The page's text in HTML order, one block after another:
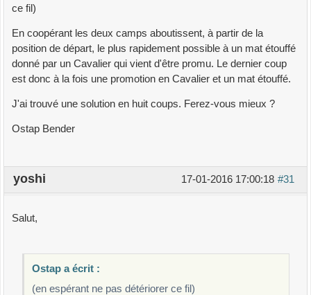
ce fil)
En coopérant les deux camps aboutissent, à partir de la
position de départ, le plus rapidement possible à un mat étouffé
donné par un Cavalier qui vient d'être promu. Le dernier coup
est donc à la fois une promotion en Cavalier et un mat étouffé.
J'ai trouvé une solution en huit coups. Ferez-vous mieux ?
Ostap Bender
#31
17-01-2016 17:00:18
yoshi
Salut,
Ostap a écrit :
(en espérant ne pas détériorer ce fil)